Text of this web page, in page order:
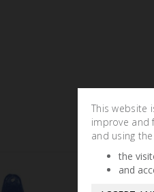
This website
improve and
and using
the
and